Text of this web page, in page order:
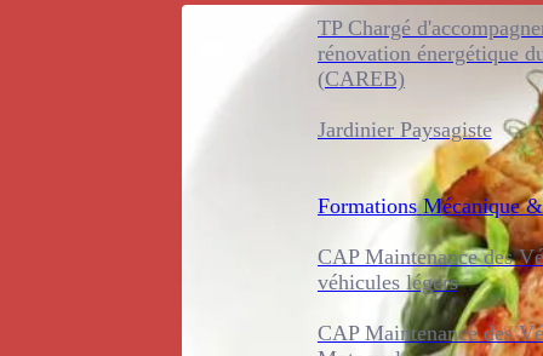
TP Chargé
rénovation énergétique
(CAREB)
Jardinier Paysagiste
Formations Mécanique
CAP Maintenance des
véhicules légers
CAP Maintenance des